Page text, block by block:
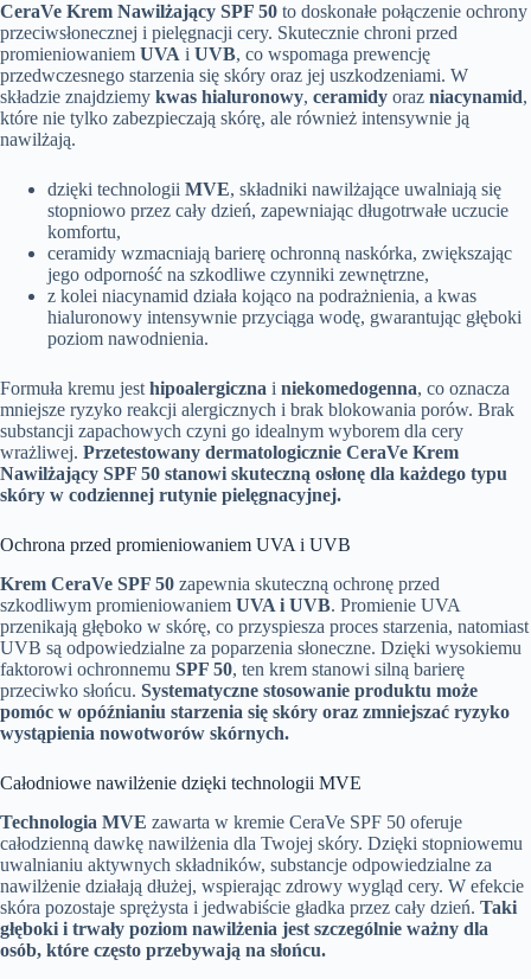
CeraVe Krem Nawilżający SPF 50 to doskonałe połączenie ochrony
przeciwsłonecznej i pielęgnacji cery. Skutecznie chroni przed
promieniowaniem UVA i UVB, co wspomaga prewencję
przedwczesnego starzenia się skóry oraz jej uszkodzeniami. W
składzie znajdziemy kwas hialuronowy, ceramidy oraz niacynamid,
które nie tylko zabezpieczają skórę, ale również intensywnie ją
nawilżają.
dzięki technologii MVE, składniki nawilżające uwalniają się
stopniowo przez cały dzień, zapewniając długotrwałe uczucie
komfortu,
ceramidy wzmacniają barierę ochronną naskórka, zwiększając
jego odporność na szkodliwe czynniki zewnętrzne,
z kolei niacynamid działa kojąco na podrażnienia, a kwas
hialuronowy intensywnie przyciąga wodę, gwarantując głęboki
poziom nawodnienia.
Formuła kremu jest hipoalergiczna i niekomedogenna, co oznacza
mniejsze ryzyko reakcji alergicznych i brak blokowania porów. Brak
substancji zapachowych czyni go idealnym wyborem dla cery
wrażliwej. Przetestowany dermatologicznie CeraVe Krem
Nawilżający SPF 50 stanowi skuteczną osłonę dla każdego typu
skóry w codziennej rutynie pielęgnacyjnej.
Ochrona przed promieniowaniem UVA i UVB
Krem CeraVe SPF 50 zapewnia skuteczną ochronę przed
szkodliwym promieniowaniem UVA i UVB. Promienie UVA
przenikają głęboko w skórę, co przyspiesza proces starzenia, natomiast
UVB są odpowiedzialne za poparzenia słoneczne. Dzięki wysokiemu
faktorowi ochronnemu SPF 50, ten krem stanowi silną barierę
przeciwko słońcu. Systematyczne stosowanie produktu może
pomóc w opóźnianiu starzenia się skóry oraz zmniejszać ryzyko
wystąpienia nowotworów skórnych.
Całodniowe nawilżenie dzięki technologii MVE
Technologia MVE zawarta w kremie CeraVe SPF 50 oferuje
całodzienną dawkę nawilżenia dla Twojej skóry. Dzięki stopniowemu
uwalnianiu aktywnych składników, substancje odpowiedzialne za
nawilżenie działają dłużej, wspierając zdrowy wygląd cery. W efekcie
skóra pozostaje sprężysta i jedwabiście gładka przez cały dzień. Taki
głęboki i trwały poziom nawilżenia jest szczególnie ważny dla
osób, które często przebywają na słońcu.